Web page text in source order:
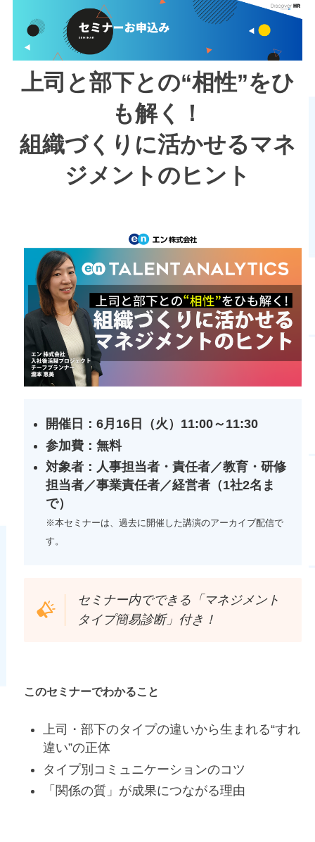
上司と部下との“相性”をひ
も解く！
組織づくりに活かせるマネ
ジメントのヒント
開催日：6月16日（火）11:00～11:30
参加費：無料
対象者：人事担当者・責任者／教育・研修
担当者／事業責任者／経営者（1社2名ま
で）
※本セミナーは、過去に開催した講演のアーカイブ配信で
す。
セミナー内でできる「マネジメント
タイプ簡易診断」付き！
このセミナーでわかること
上司・部下のタイプの違いから生まれる“すれ
違い”の正体
タイプ別コミュニケーションのコツ
「関係の質」が成果につながる理由